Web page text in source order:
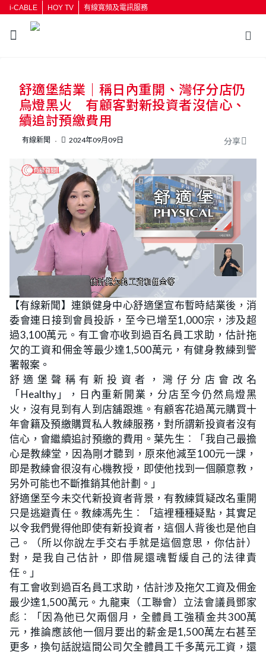
i-CABLE HOY TV 有線寬頻及電訊服務
按輸入鍵開始搜尋
舒適堡結業｜稱日內重開、灣仔分店仍
烏燈黑火 有顧客對新投資者沒信心、
續追討預繳費用
有線新聞 2024年09月09日 分享
n
m
t
e
o
a
d
e
d
:
2
0
.
%
【有線新聞】連鎖健身中心舒適堡宣布暫時結業後，消
委會連日接到會員投訴，至今已增至1,000宗，涉及超
過3,100萬元。有工會亦收到過百名員工求助，估計拖
欠的工資和佣金等最少達1,500萬元，有健身教練到警
署報案。
舒適堡聲稱有新投資者，灣仔分店會改名
「Healthy」，日內重新開業，分店至今仍然烏燈黑
火，沒有見到有人到店舖跟進。有顧客花過萬元購買十
年會籍及預繳購買私人教練服務，對所謂新投資者沒有
信心，會繼續追討預繳的費用。葉先生︰「我自己最擔
心是教練堂，因為剛才聽到，原來他減至100元一課，
即是教練會很沒有心機教授，即使他找到一個願意教，
另外可能也不斷推銷其他計劃。」
舒適堡至今未交代新投資者背景，有教練質疑改名重開
只是逃避責任。教練馮先生︰「這裡種種疑點，其實足
以令我們覺得他即使有新投資者，這個人背後也是他自
己。（所以你說左手交右手就是這個意思，你估計）
對，是我自己估計，即借屍還魂暫緩自己的法律責
任。」
有工會收到過百名員工求助，估計涉及拖欠工資及佣金
最少達1,500萬元。九龍東（工聯會）立法會議員鄧家
彪︰「因為他已欠兩個月，全體員工強積金共300萬
元，推論應該他一個月要出的薪金是1,500萬左右甚至
更多，換句話說這間公司欠全體員工千多萬元工資，還